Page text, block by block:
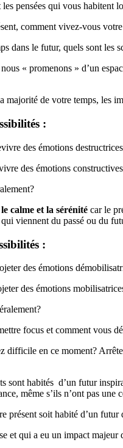
pensées qui vous habitent
comment vivez-vous
dans le futur, quels sont les
« promenons » d’un
majorité de votre temps, les
:
des émotions
des émotions
calme et la sérénité car le
viennent du passé ou du
:
des émotions
des émotions
focus et comment vous
difficile en ce moment?
sont habités d’un futur
même s’ils n’ont pas
présent soit habité d’un
et qui a eu un impact majeur